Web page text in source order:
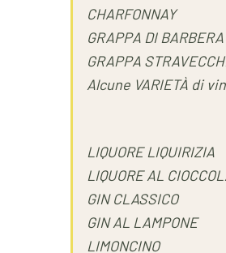
CHARFONNAY
GRAPPA DI BARBERA
GRAPPA
Alcune VARIETÀ di
LIQUORE LIQUIRIZIA
LIQUORE AL
GIN CLASSICO
GIN AL LAMPONE
LIMONCINO